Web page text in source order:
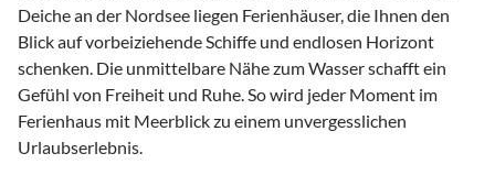
Deiche an der Nordsee liegen Ferienhäuser, die Ihnen den
Blick auf vorbeiziehende Schiffe und endlosen Horizont
schenken. Die unmittelbare Nähe zum Wasser schafft ein
Gefühl von Freiheit und Ruhe. So wird jeder Moment im
Ferienhaus mit Meerblick zu einem unvergesslichen
Urlaubserlebnis.